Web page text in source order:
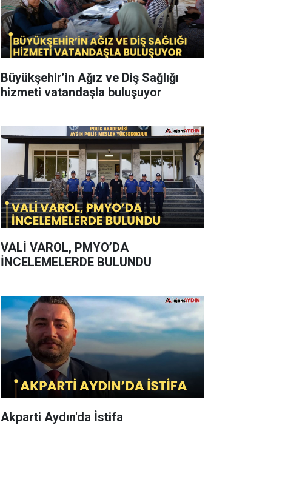
Büyükşehir’in Ağız ve Diş Sağlığı
hizmeti vatandaşla buluşuyor
VALİ VAROL, PMYO’DA
İNCELEMELERDE BULUNDU
Akparti Aydın'da İstifa